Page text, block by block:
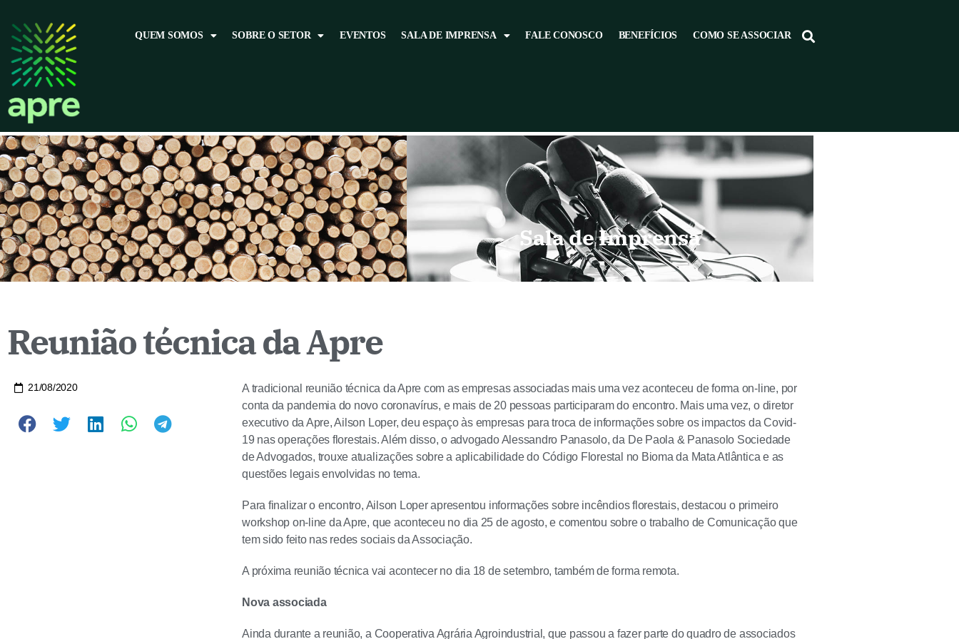
QUEM SOMOS SOBRE O SETOR EVENTOS SALA DE IMPRENSA FALE CONOSCO BENEFÍCIOS COMO SE ASSOCIAR
Sala de Imprensa
Reunião técnica da Apre
21/08/2020
A tradicional reunião técnica da Apre com as empresas associadas mais uma vez aconteceu de forma on-line, por
conta da pandemia do novo coronavírus, e mais de 20 pessoas participaram do encontro. Mais uma vez, o diretor
executivo da Apre, Ailson Loper, deu espaço às empresas para troca de informações sobre os impactos da Covid-
19 nas operações florestais. Além disso, o advogado Alessandro Panasolo, da De Paola & Panasolo Sociedade
de Advogados, trouxe atualizações sobre a aplicabilidade do Código Florestal no Bioma da Mata Atlântica e as
questões legais envolvidas no tema.
Para finalizar o encontro, Ailson Loper apresentou informações sobre incêndios florestais, destacou o primeiro
workshop on-line da Apre, que aconteceu no dia 25 de agosto, e comentou sobre o trabalho de Comunicação que
tem sido feito nas redes sociais da Associação.
A próxima reunião técnica vai acontecer no dia 18 de setembro, também de forma remota.
Nova associada
Ainda durante a reunião, a Cooperativa Agrária Agroindustrial, que passou a fazer parte do quadro de associados